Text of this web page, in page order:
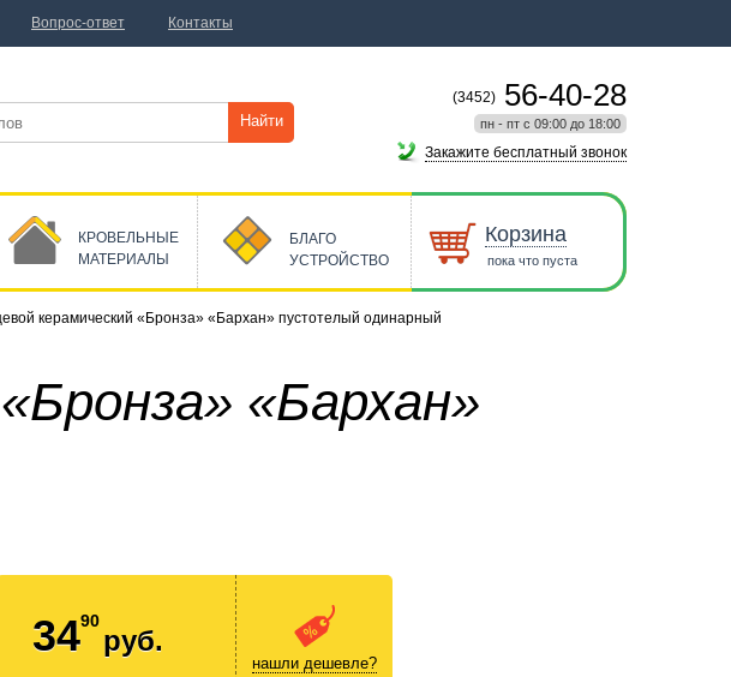
керамический «Бронза» «Бархан» пустотелый одинарный
«Бархан»
3490
руб.
нашли дешевле?
Найти
(3452) 56-40-28
пн - пт с 09:00 до 18:00
Закажите бесплатный звонок
КРОВЕЛЬНЫЕ
МАТЕРИАЛЫ
БЛАГО
УСТРОЙСТВО
Корзина
пока что пуста
Вопрос-ответ Контакты